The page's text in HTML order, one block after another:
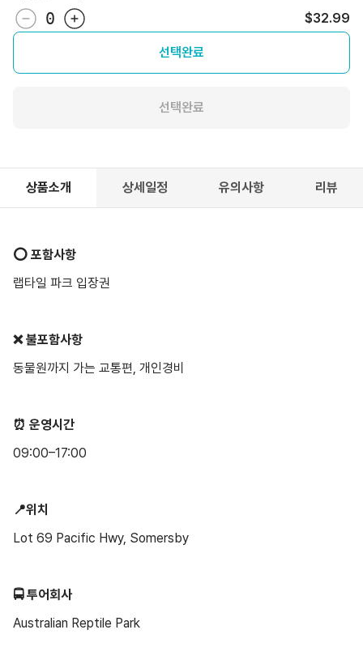
0 $32.99
선택완료
선택완료
상품소개 상세일정 유의사항 리뷰
⭕️ 포함사항
랩타일 파크 입장권
❌ 불포함사항
동물원까지 가는 교통편, 개인경비
⏰ 운영시간
09:00–17:00
📍위치
Lot 69 Pacific Hwy, Somersby
🚍 투어회사
Australian Reptile Park